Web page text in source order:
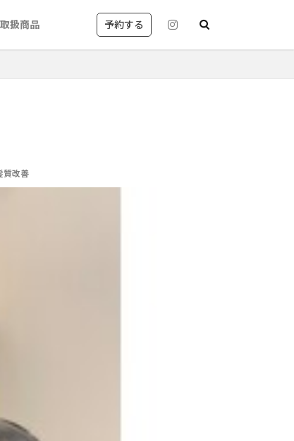
取扱商品 予約する
質改善
イヤーカット
ストレート